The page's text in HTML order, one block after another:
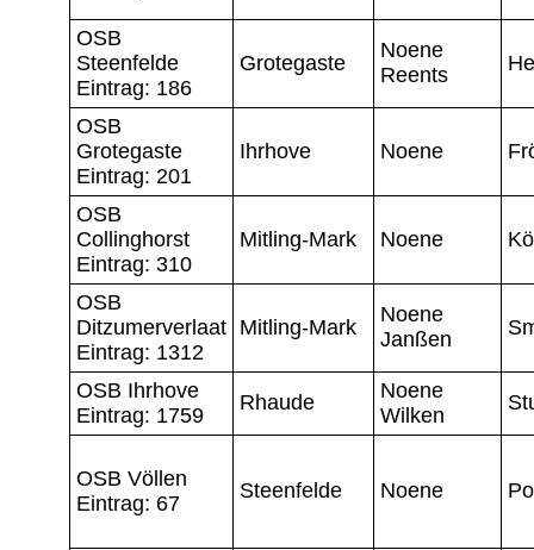
OSB
Steenfelde
Eintrag: 186
Grotegaste
Noene
Reents
OSB
Grotegaste
Eintrag: 201
Ihrhove Noene
OSB
Collinghorst
Eintrag: 310
Mitling-Mark Noene
OSB
Ditzumerverlaat
Eintrag: 1312
Mitling-Mark
Noene
Janßen
OSB Ihrhove
Eintrag: 1759
Rhaude
Noene
Wilken
OSB Völlen
Eintrag: 67
Steenfelde Noene